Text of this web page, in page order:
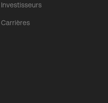
Investisseurs
Carrières